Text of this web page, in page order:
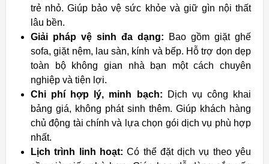
trẻ nhỏ. Giúp bảo vệ sức khỏe và giữ gìn nội thất
lâu bền.
Giải pháp vệ sinh đa dạng: Bao gồm giặt ghế
sofa, giặt nệm, lau sàn, kính và bếp. Hỗ trợ dọn dẹp
toàn bộ không gian nhà bạn một cách chuyên
nghiệp và tiện lợi.
Chi phí hợp lý, minh bạch: Dịch vụ công khai
bảng giá, không phát sinh thêm. Giúp khách hàng
chủ động tài chính và lựa chọn gói dịch vụ phù hợp
nhất.
Lịch trình linh hoạt: Có thể đặt dịch vụ theo yêu